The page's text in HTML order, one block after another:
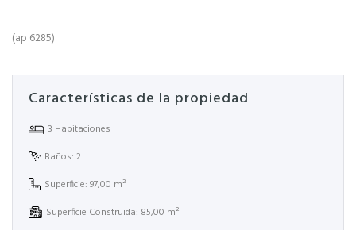
(ap 6285)
Características de la propiedad
3 Habitaciones
Baños: 2
Superficie: 97,00 m²
Superficie Construida: 85,00 m²